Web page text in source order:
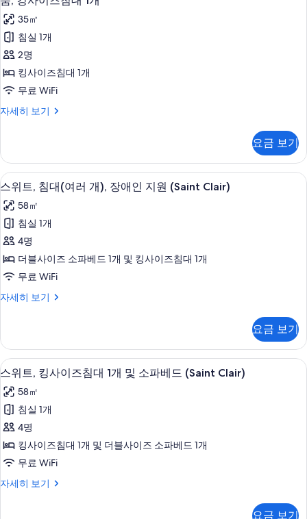
내
전
망
(Plaza)
사
진
보
기
즈
침
대
개,
시
내
전
망
히
보
기
킹
사
이
즈
침
1
사
진
모
두
보
기
35㎡
침실 1개
2명
킹사이즈침대 1개
무료 WiFi
자세히 보기
룸,
즈
침
대
개
자
세
히
보
기
요금 보기
스
위
트,
침
대
(여
개),
애
인
지
원
(Saint
Clair)
사
진
모
고급 침구, 템퍼페딕 침대, 객실 내 금고
8
스위트, 침대(여러 개), 장애인 지원 (Saint Clair)
58㎡
침실 1개
4명
더블사이즈 소파베드 1개 및 킹사이즈침대 1개
무료 WiFi
자세히 보기
스
대
(여
러
장
애
인
지
원
(Saint
Clair)
자
요금 보기
스
위
트,
킹
사
이
침
고급 침구, 템퍼페딕 침대, 객실 내 금고
8
스위트, 킹사이즈침대 1개 및 소파베드 (Saint Clair)
58㎡
침실 1개
4명
킹사이즈침대 1개 및 더블사이즈 소파베드 1개
무료 WiFi
자세히 보기
스
요금 보기